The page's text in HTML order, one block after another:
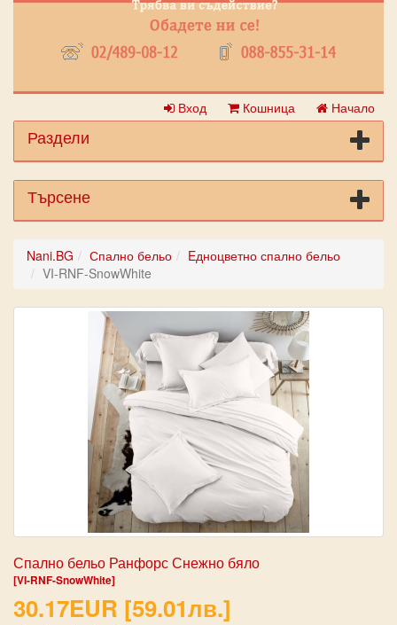
Вход Кошница Начало
Раздели
Търсене
Nani.BG Спално бельо
Eдноцветно спално бельо
VI-RNF-SnowWhite
Спално бельо Ранфорс Снежно бяло
[VI-RNF-SnowWhite]
30.17EUR [59.01лв.]